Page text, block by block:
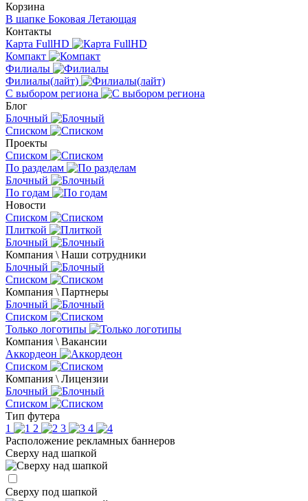
Корзина
В шапке Боковая Летающая
Контакты
Карта FullHD
Компакт
Филиалы
Филиалы(лайт)
С выбором региона
Блог
Блочный
Списком
Проекты
Списком
По разделам
Блочный
По годам
Новости
Списком
Плиткой
Блочный
Компания \ Наши сотрудники
Блочный
Списком
Компания \ Партнеры
Блочный
Списком
Только логотипы
Компания \ Вакансии
Аккордеон
Списком
Компания \ Лицензии
Блочный
Списком
Тип футера
1
2 3
4
Расположение рекламных баннеров
Сверху над шапкой
Сверху под шапкой